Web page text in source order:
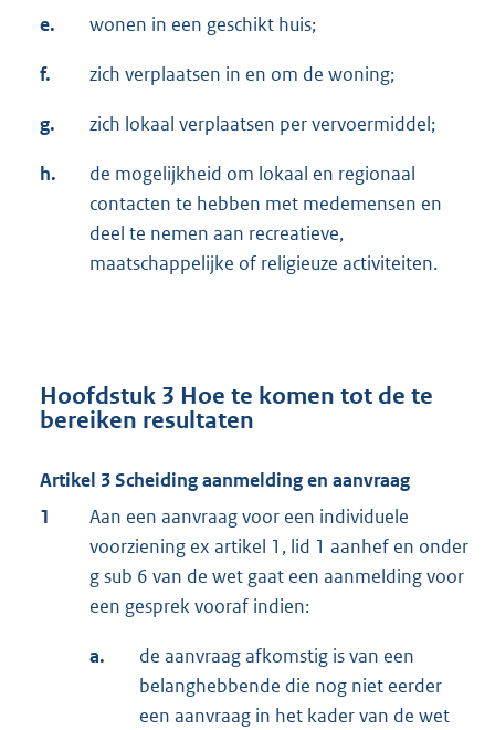
e. wonen in een geschikt huis;
f. zich verplaatsen in en om de woning;
g. zich lokaal verplaatsen per vervoermiddel;
h.
de mogelijkheid om lokaal en regionaal
contacten te hebben met medemensen en
deel te nemen aan recreatieve,
maatschappelijke of religieuze activiteiten.
Hoofdstuk 3 Hoe te komen tot de te
bereiken resultaten
Artikel 3 Scheiding aanmelding en aanvraag
1
Aan een aanvraag voor een individuele
voorziening ex artikel 1, lid 1 aanhef en onder
g sub 6 van de wet gaat een aanmelding voor
een gesprek vooraf indien:
a.
de aanvraag afkomstig is van een
belanghebbende die nog niet eerder
een aanvraag in het kader van de wet